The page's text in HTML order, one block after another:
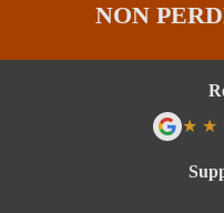
NON
★ ★